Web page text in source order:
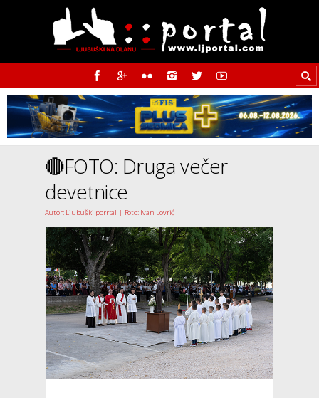
🔴FOTO: Druga večer
devetnice
Autor: Ljubuški porrtal | Foto: Ivan Lovrić